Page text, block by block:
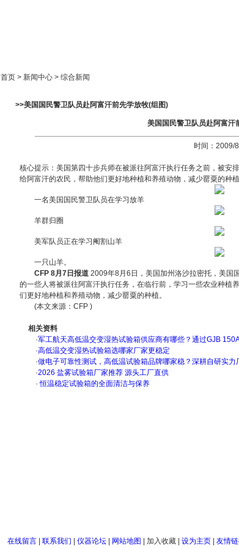
首页 > 新闻中心 > 综合新闻
>>美国国民警卫队员赴阿富汗前先学放牧(组图)
美国国民警卫队员赴阿富汗
时间：2009/
核心提示：美国第四十步兵师在被派往阿富汗执行任务之前，被安
给阿富汗的农民，帮助他们更好地种植和养殖动物，减少罂粟的种植
一名美国国民警卫队员在学习放羊
羊群归圈
美军队员正在学习阉割山羊
一只山羊。
CFP 8月7日报道2009年8月6日，美国加州洛沙拉密托，美国
的一些人将被派往阿富汗执行任务，在临行前，学习一些农业种植
们更好地种植和养殖动物，减少罂粟的种植。
(本文来源：CFP )
相关资料
·军工航天高低温交变湿热试验箱供应商有哪些？通过GJB
·高低温交变湿热试验箱选哪家厂家更稳定
·做电子可靠性测试，高低温试验箱品牌哪家稳？深耕自研实力
·2026 盐雾试验箱厂家推荐 源头工厂直供
· 恒温稳定试验箱的全面清洁与保养
在线留言| 联系我们 仪器论坛| 网站地图 加入收藏| 设为主页| 友情